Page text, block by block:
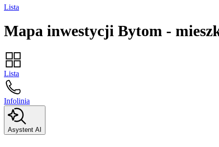
Lista
Mapa inwestycji Bytom -
Lista
Infolinia
Asystent AI